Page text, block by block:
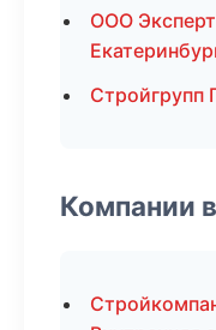
ООО
Стройгрупп
Компании